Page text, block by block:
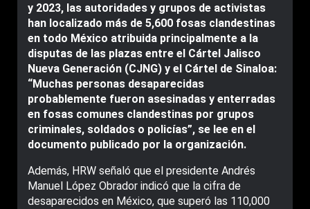
y 2023, las autoridades y grupos de activistas
han localizado más de 5,600 fosas clandestinas
en todo México atribuida principalmente a la
disputas de las plazas entre el Cártel Jalisco
Nueva Generación (CJNG) y el Cártel de Sinaloa:
“Muchas personas desaparecidas
probablemente fueron asesinadas y enterradas
en fosas comunes clandestinas por grupos
criminales, soldados o policías”, se lee en el
documento publicado por la organización.
Además, HRW señaló que el presidente Andrés
Manuel López Obrador indicó que la cifra de
desaparecidos en México, que superó las 110,000